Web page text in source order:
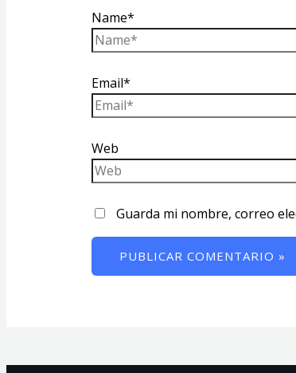
Name*
Email*
Web
Guarda mi nombre, correo